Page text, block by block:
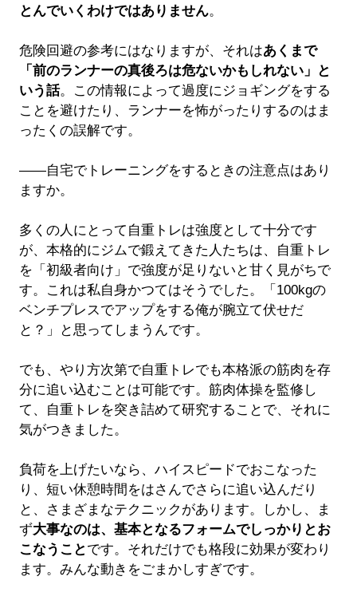
とんでいくわけではありません。
危険回避の参考にはなりますが、それはあくまで
「前のランナーの真後ろは危ないかもしれない」と
いう話。この情報によって過度にジョギングをする
ことを避けたり、ランナーを怖がったりするのはま
ったくの誤解です。
――自宅でトレーニングをするときの注意点はあり
ますか。
多くの人にとって自重トレは強度として十分です
が、本格的にジムで鍛えてきた人たちは、自重トレ
を「初級者向け」で強度が足りないと甘く見がちで
す。これは私自身かつてはそうでした。「100kgの
ベンチプレスでアップをする俺が腕立て伏せだ
と？」と思ってしまうんです。
でも、やり方次第で自重トレでも本格派の筋肉を存
分に追い込むことは可能です。筋肉体操を監修し
て、自重トレを突き詰めて研究することで、それに
気がつきました。
負荷を上げたいなら、ハイスピードでおこなった
り、短い休憩時間をはさんでさらに追い込んだり
と、さまざまなテクニックがあります。しかし、ま
ず大事なのは、基本となるフォームでしっかりとお
こなうことです。それだけでも格段に効果が変わり
ます。みんな動きをごまかしすぎです。